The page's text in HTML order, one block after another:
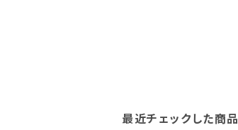
最近チェックした商品